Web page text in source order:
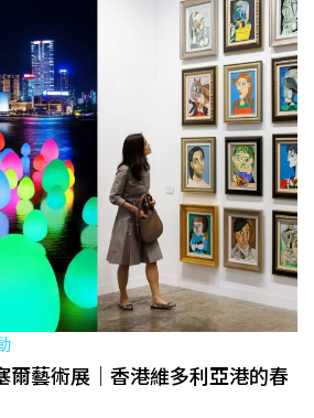
藝術展｜香港維多利亞港的春